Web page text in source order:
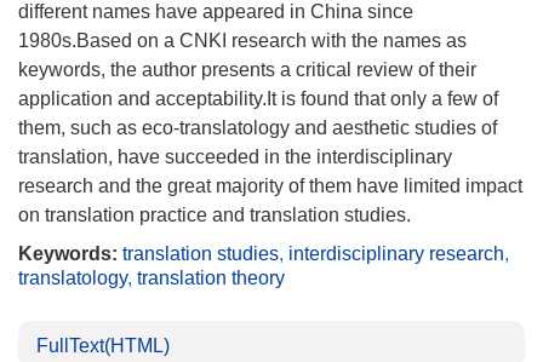
different names have appeared in China since
1980s.Based on a CNKI research with the names as
keywords, the author presents a critical review of their
application and acceptability.It is found that only a few of
them, such as eco-translatology and aesthetic studies of
translation, have succeeded in the interdisciplinary
research and the great majority of them have limited impact
on translation practice and translation studies.
Keywords: translation studies, interdisciplinary research,
translatology, translation theory
FullText(HTML)